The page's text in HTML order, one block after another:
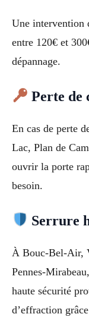
Une intervention
entre 120€ et
dépannage.
Perte de
En cas de perte
Lac, Plan de
ouvrir la porte
besoin.
Serrure
À Bouc-Bel-Air,
Pennes-
haute sécurité
d’effraction